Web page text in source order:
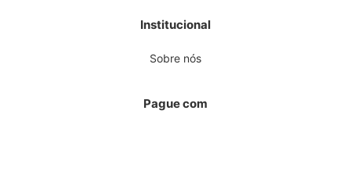
Institucional
Sobre nós
Pague com